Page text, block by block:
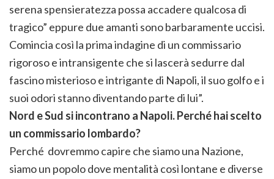
serena spensieratezza possa accadere qualcosa di
tragico” eppure due amanti sono barbaramente uccisi.
Comincia così la prima indagine di un commissario
rigoroso e intransigente che si lascerà sedurre dal
fascino misterioso e intrigante di Napoli, il suo golfo e i
suoi odori stanno diventando parte di lui”.
Nord e Sud si incontrano a Napoli. Perché hai scelto
un commissario lombardo?
Perché dovremmo capire che siamo una Nazione,
siamo un popolo dove mentalità così lontane e diverse